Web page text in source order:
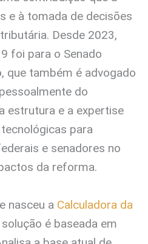
e à tomada de decisões
Desde 2023,
foi para o Senado
que também é advogado
do
estrutura e a expertise
para
e senadores no
da reforma.
nasceu a Calculadora da
é baseada em